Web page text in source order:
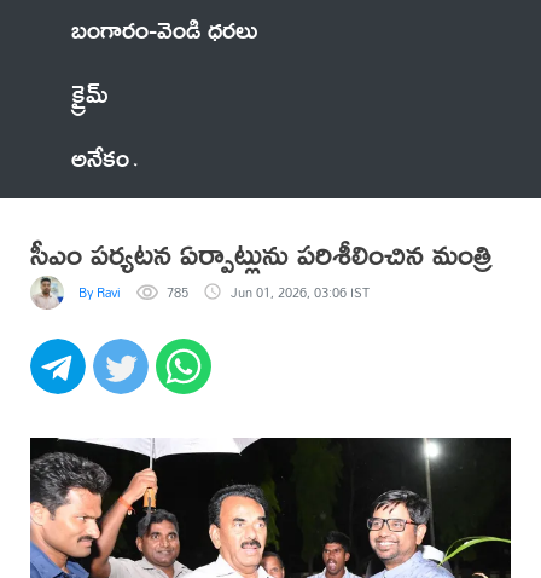
బంగారం-వెండి ధరలు
క్రైమ్
అనేకం
సీఎం పర్యటన ఏర్పాట్లును పరిశీలించిన మంత్రి
By Ravi 785 Jun 01, 2026, 03:06 IST